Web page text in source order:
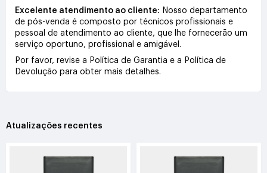
Excelente atendimento ao cliente: Nosso departamento
de pós-venda é composto por técnicos profissionais e
pessoal de atendimento ao cliente, que lhe fornecerão um
serviço oportuno, profissional e amigável.
Por favor, revise a Política de Garantia e a Política de
Devolução para obter mais detalhes.
Atualizações recentes